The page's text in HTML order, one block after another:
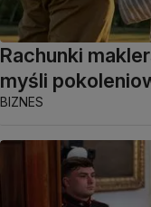
Rachunki
myśli
BIZNES